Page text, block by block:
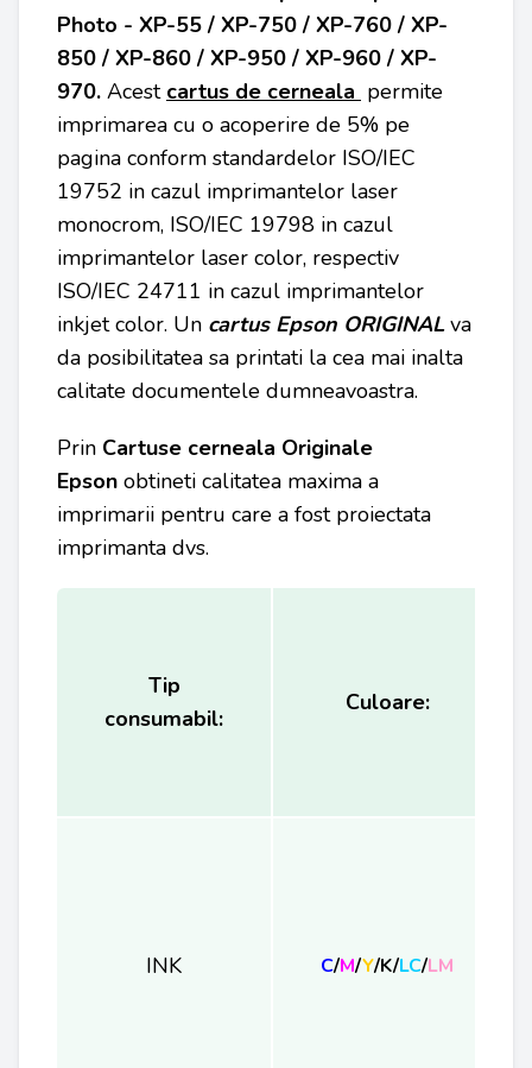
Photo - XP-55 / XP-750 / XP-760 / XP-
850 / XP-860 / XP-950 / XP-960 / XP-
970. Acest cartus de cerneala permite
imprimarea cu o acoperire de 5% pe
pagina conform standardelor ISO/IEC
19752 in cazul imprimantelor laser
monocrom, ISO/IEC 19798 in cazul
imprimantelor laser color, respectiv
ISO/IEC 24711 in cazul imprimantelor
inkjet color. Un cartus Epson ORIGINALva
da posibilitatea sa printati la cea mai inalta
calitate documentele dumneavoastra.
Prin Cartuse cerneala Originale
Epson obtineti calitatea maxima a
imprimarii pentru care a fost proiectata
imprimanta dvs.
Tip
consumabil:
Culoare:
INK C/M/Y/K/LC/LM